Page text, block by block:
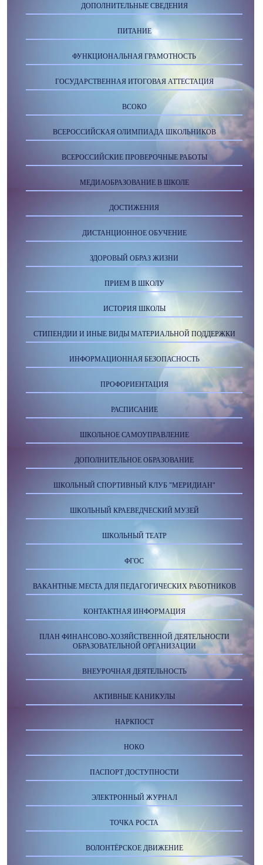
ДОПОЛНИТЕЛЬНЫЕ СВЕДЕНИЯ
ПИТАНИЕ
ФУНКЦИОНАЛЬНАЯ ГРАМОТНОСТЬ
ГОСУДАРСТВЕННАЯ ИТОГОВАЯ АТТЕСТАЦИЯ
ВСОКО
ВСЕРОССИЙСКАЯ ОЛИМПИАДА ШКОЛЬНИКОВ
ВСЕРОССИЙСКИЕ ПРОВЕРОЧНЫЕ РАБОТЫ
МЕДИАОБРАЗОВАНИЕ В ШКОЛЕ
ДОСТИЖЕНИЯ
ДИСТАНЦИОННОЕ ОБУЧЕНИЕ
ЗДОРОВЫЙ ОБРАЗ ЖИЗНИ
ПРИЕМ В ШКОЛУ
ИСТОРИЯ ШКОЛЫ
СТИПЕНДИИ И ИНЫЕ ВИДЫ МАТЕРИАЛЬНОЙ ПОДДЕРЖКИ
ИНФОРМАЦИОННАЯ БЕЗОПАСНОСТЬ
ПРОФОРИЕНТАЦИЯ
РАСПИСАНИЕ
ШКОЛЬНОЕ САМОУПРАВЛЕНИЕ
ДОПОЛНИТЕЛЬНОЕ ОБРАЗОВАНИЕ
ШКОЛЬНЫЙ СПОРТИВНЫЙ КЛУБ "МЕРИДИАН"
ШКОЛЬНЫЙ КРАЕВЕДЧЕСКИЙ МУЗЕЙ
ШКОЛЬНЫЙ ТЕАТР
ФГОС
ВАКАНТНЫЕ МЕСТА ДЛЯ ПЕДАГОГИЧЕСКИХ РАБОТНИКОВ
КОНТАКТНАЯ ИНФОРМАЦИЯ
ПЛАН ФИНАНСОВО-ХОЗЯЙСТВЕННОЙ ДЕЯТЕЛЬНОСТИ
ОБРАЗОВАТЕЛЬНОЙ ОРГАНИЗАЦИИ
ВНЕУРОЧНАЯ ДЕЯТЕЛЬНОСТЬ
АКТИВНЫЕ КАНИКУЛЫ
НАРКПОСТ
НОКО
ПАСПОРТ ДОСТУПНОСТИ
ЭЛЕКТРОННЫЙ ЖУРНАЛ
ТОЧКА РОСТА
ВОЛОНТЁРСКОЕ ДВИЖЕНИЕ